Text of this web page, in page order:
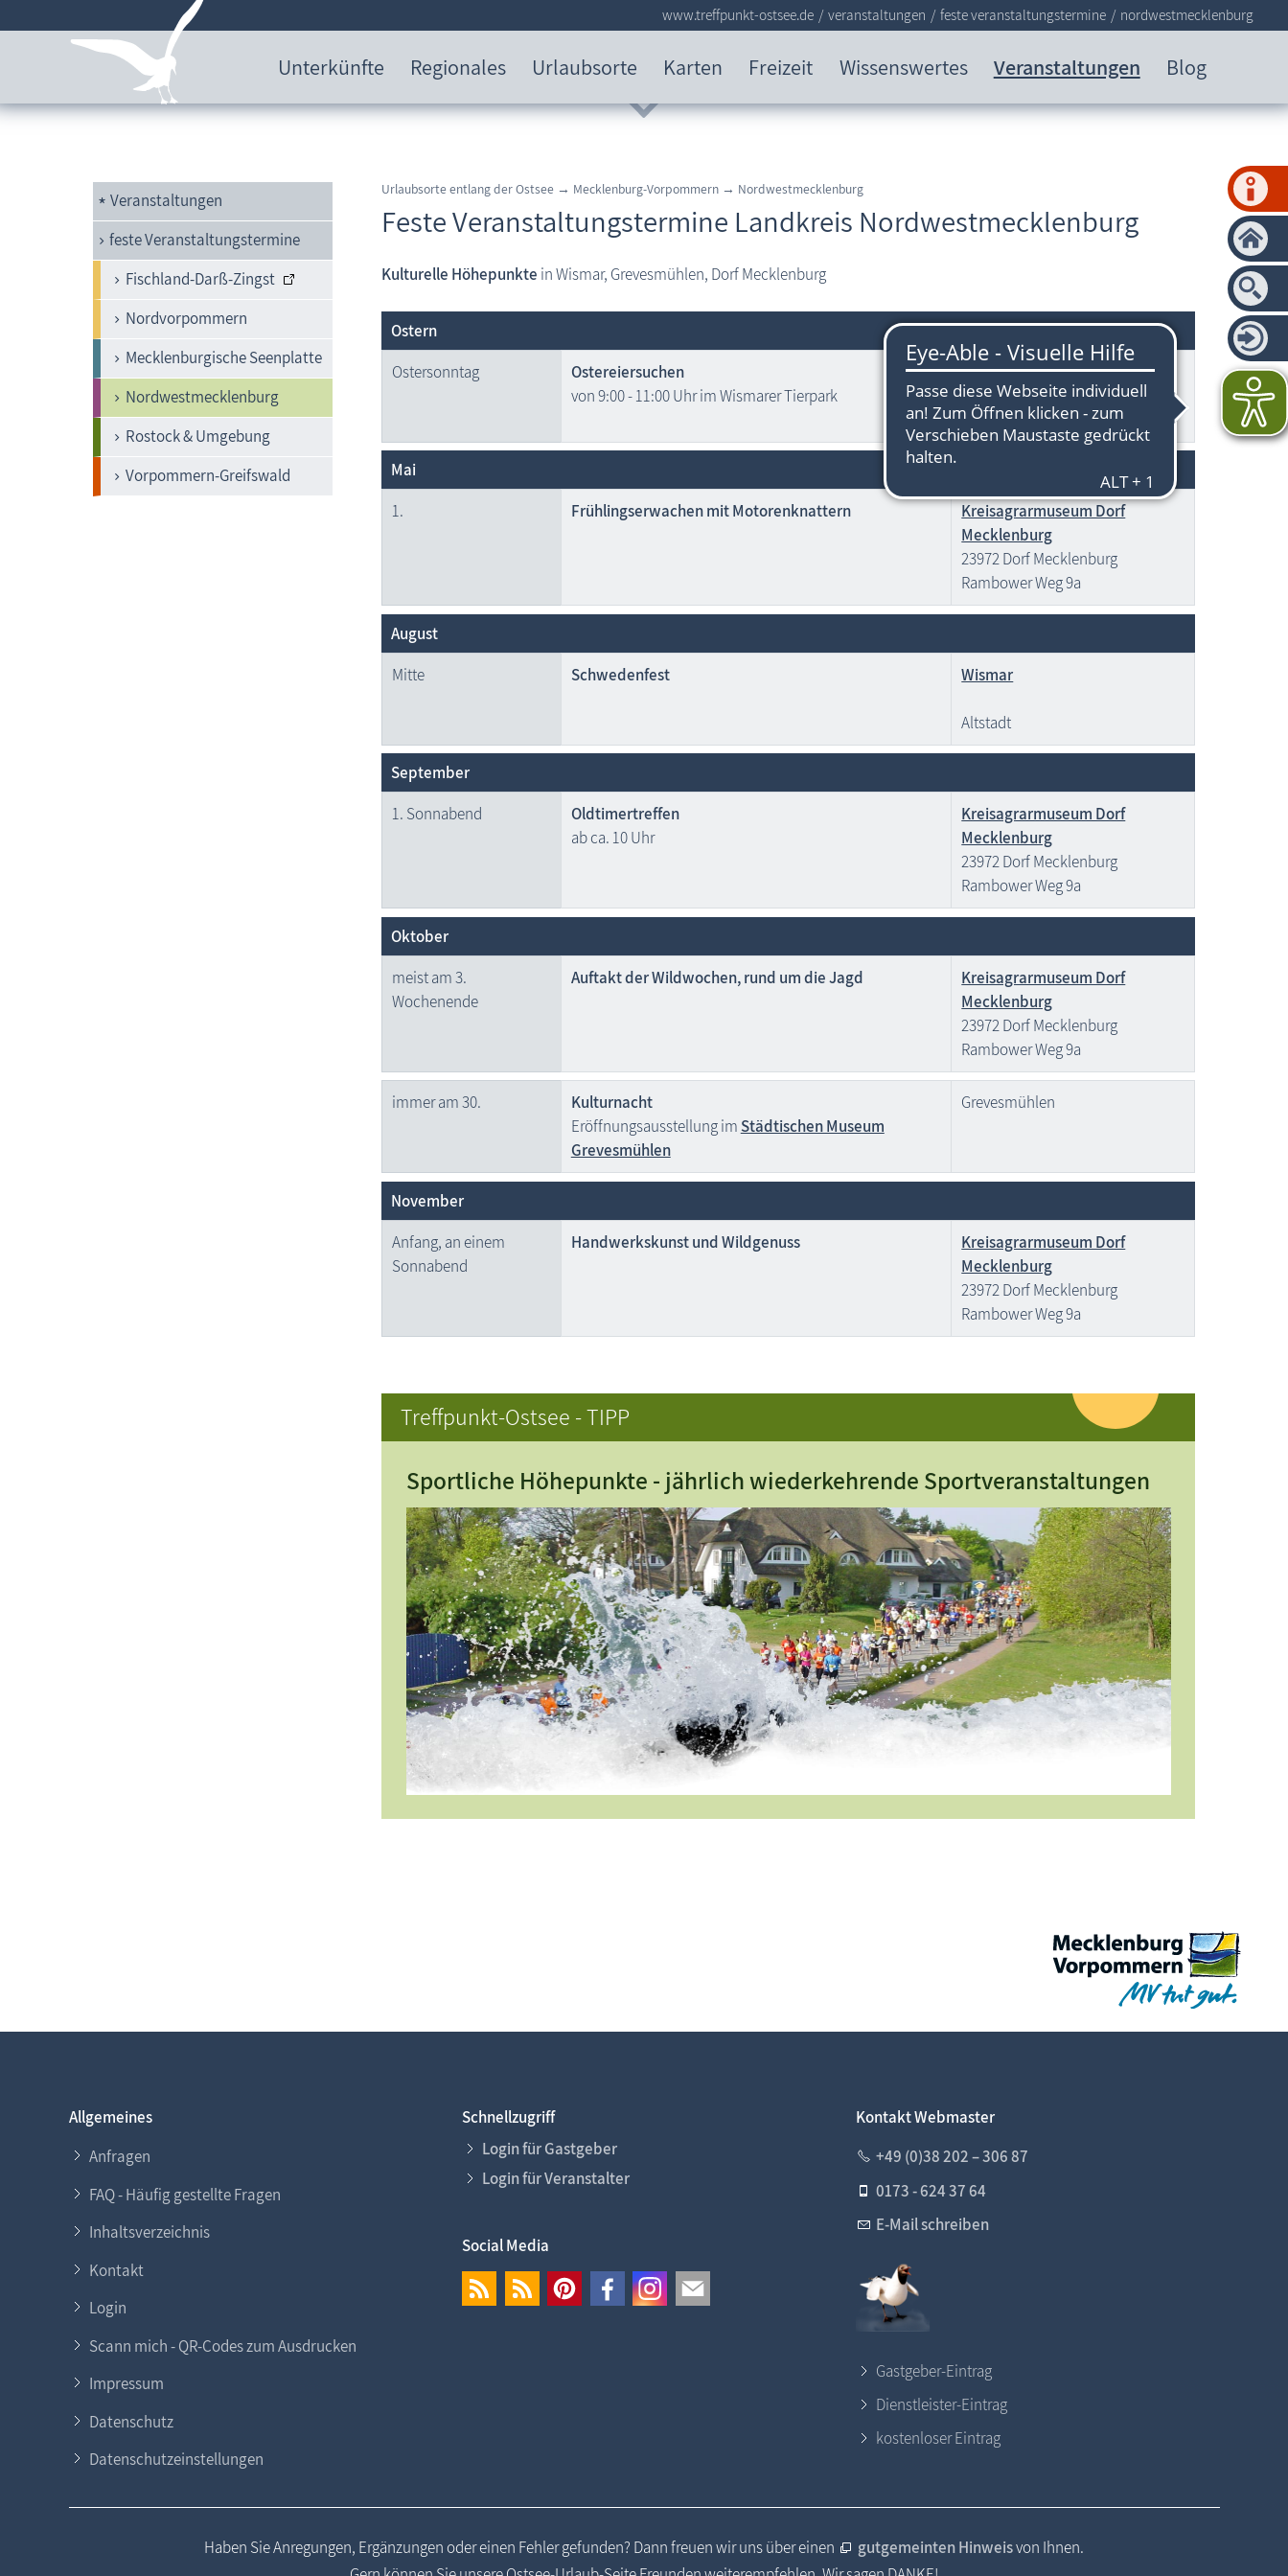
Unterkünfte Regionales Urlaubsorte Karten Freizeit Wissenswertes Veranstaltungen Blog
www.treffpunkt-ostsee.de veranstaltungen feste veranstaltungstermine nordwestmecklenburg
Veranstaltungen
feste Veranstaltungstermine
Fischland-Darß-Zingst
Nordvorpommern
Mecklenburgische Seenplatte
Nordwestmecklenburg
Rostock & Umgebung
Vorpommern-Greifswald
Urlaubsorte entlang der Ostsee → Mecklenburg-Vorpommern → Nordwestmecklenburg
Feste Veranstaltungstermine Landkreis Nordwestmecklenburg
Kulturelle Höhepunkte in Wismar, Grevesmühlen, Dorf Mecklenburg
Ostern
Ostersonntag
Ostereiersuchen
von 9:00 - 11:00 Uhr im Wismarer Tierpark
Tierpark Wismar
23966 Wismar
Zum Festplatz 30
Mai
1.
Frühlingserwachen mit Motorenknattern
Kreisagrarmuseum Dorf
Mecklenburg
23972 Dorf Mecklenburg
Rambower Weg 9a
August
Mitte
Schwedenfest Wismar
Altstadt
September
1. Sonnabend
Oldtimertreffen
ab ca. 10 Uhr
Kreisagrarmuseum Dorf
Mecklenburg
23972 Dorf Mecklenburg
Rambower Weg 9a
Oktober
meist am 3.
Wochenende
Auftakt der Wildwochen, rund um die Jagd
Kreisagrarmuseum Dorf
Mecklenburg
23972 Dorf Mecklenburg
Rambower Weg 9a
immer am 30.
Kulturnacht
Eröffnungsausstellung im Städtischen Museum
Grevesmühlen
Grevesmühlen
November
Anfang, an einem
Sonnabend
Handwerkskunst und Wildgenuss
Kreisagrarmuseum Dorf
Mecklenburg
23972 Dorf Mecklenburg
Rambower Weg 9a
Treffpunkt-Ostsee - TIPP
Sportliche Höhepunkte - jährlich wiederkehrende Sportveranstaltungen
Allgemeines
Anfragen
FAQ - Häufig gestellte Fragen
Inhaltsverzeichnis
Kontakt
Login
Scann mich - QR-Codes zum Ausdrucken
Impressum
Datenschutz
Datenschutzeinstellungen
Schnellzugriff
Login für Gastgeber
Login für Veranstalter
Social Media
Kontakt Webmaster
+49 (0)38 202 – 306 87
0173 - 624 37 64
E-Mail schreiben
Gastgeber-Eintrag
Dienstleister-Eintrag
kostenloser Eintrag
Haben Sie Anregungen, Ergänzungen oder einen Fehler gefunden? Dann freuen wir uns über einen gutgemeinten Hinweisvon Ihnen.